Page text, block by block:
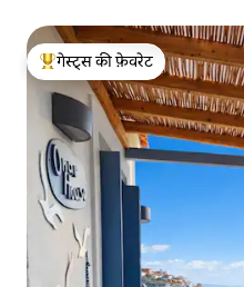
गेस्ट्स का टॉप फ़ेवरेट
गेस्ट्स की फ़ेवरेट